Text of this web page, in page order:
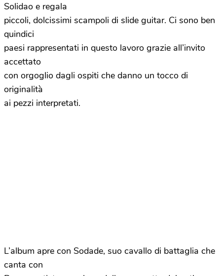
Solidao e regala
piccoli, dolcissimi scampoli di slide guitar. Ci sono ben
quindici
paesi rappresentati in questo lavoro grazie all’invito
accettato
con orgoglio dagli ospiti che danno un tocco di
originalità
ai pezzi interpretati.
L’album apre con Sodade, suo cavallo di battaglia che
canta con